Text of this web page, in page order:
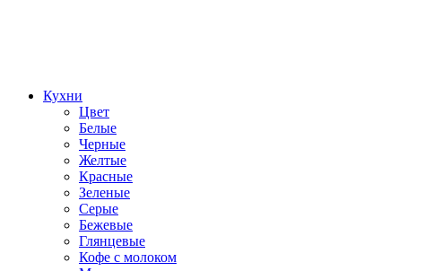
Кухни
Цвет
Белые
Черные
Желтые
Красные
Зеленые
Серые
Бежевые
Глянцевые
Кофе с молоком